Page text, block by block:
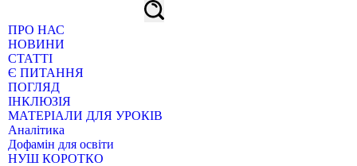
ПРО НАС
НОВИНИ
СТАТТІ
Є ПИТАННЯ
ПОГЛЯД
ІНКЛЮЗІЯ
МАТЕРІАЛИ ДЛЯ УРОКІВ
Аналітика
Дофамін для освіти
НУШ КОРОТКО